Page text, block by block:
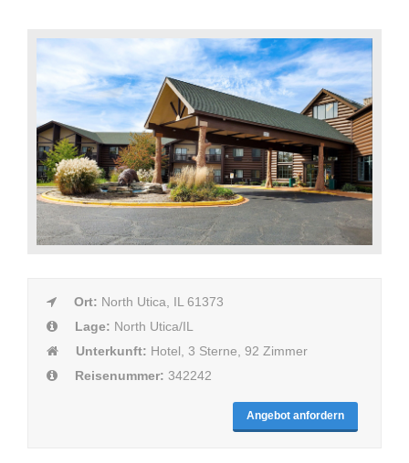
Ort: North Utica, IL 61373
Lage: North Utica/IL
Unterkunft: Hotel, 3 Sterne, 92 Zimmer
Reisenummer: 342242
Angebot anfordern